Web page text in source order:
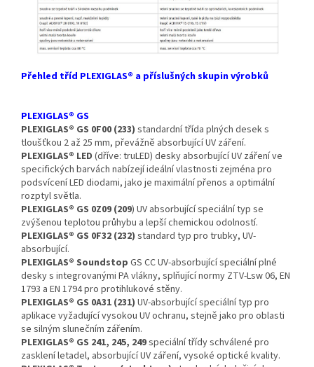
Přehled tříd PLEXIGLAS® a příslušných skupin výrobků
PLEXIGLAS® GS
PLEXIGLAS® GS 0F00 (233) standardní třída plných desek s
tloušťkou 2 až 25 mm, převážně absorbující UV záření.
PLEXIGLAS® LED (dříve: truLED) desky absorbující UV záření ve
specifických barvách nabízejí ideální vlastnosti zejména pro
podsvícení LED diodami, jako je maximální přenos a optimální
rozptyl světla.
PLEXIGLAS® GS 0Z09 (209) UV absorbující speciální typ se
zvýšenou teplotou průhybu a lepší chemickou odolností.
PLEXIGLAS® GS 0F32 (232) standard typ pro trubky, UV-
absorbující.
PLEXIGLAS® Soundstop GS CC UV-absorbující speciální plné
desky s integrovanými PA vlákny, splňující normy ZTV-Lsw 06, EN
1793 a EN 1794 pro protihlukové stěny.
PLEXIGLAS® GS 0A31 (231) UV-absorbující speciální typ pro
aplikace vyžadující vysokou UV ochranu, stejně jako pro oblasti
se silným slunečním zářením.
PLEXIGLAS® GS 241, 245, 249speciální třídy schválené pro
zasklení letadel, absorbující UV záření, vysoké optické kvality.